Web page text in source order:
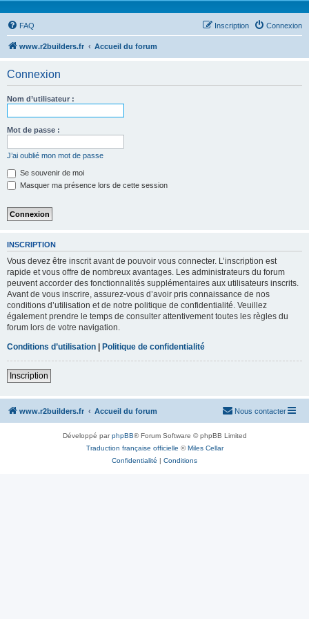
FAQ Connexion
Inscription
www.r2builders.fr Accueil du forum
Connexion
Nom d’utilisateur :
Mot de passe :
J’ai oublié mon mot de passe
Se souvenir de moi
Masquer ma présence lors de cette session
INSCRIPTION
Vous devez être inscrit avant de pouvoir vous connecter. L’inscription est
rapide et vous offre de nombreux avantages. Les administrateurs du forum
peuvent accorder des fonctionnalités supplémentaires aux utilisateurs inscrits.
Avant de vous inscrire, assurez-vous d’avoir pris connaissance de nos
conditions d’utilisation et de notre politique de confidentialité. Veuillez
également prendre le temps de consulter attentivement toutes les règles du
forum lors de votre navigation.
Conditions d’utilisation | Politique de confidentialité
Inscription
www.r2builders.fr Accueil du forum Nous contacter
Développé parphpBB® Forum Software © phpBB Limited
Traduction française officielle ©Miles Cellar
Confidentialité | Conditions